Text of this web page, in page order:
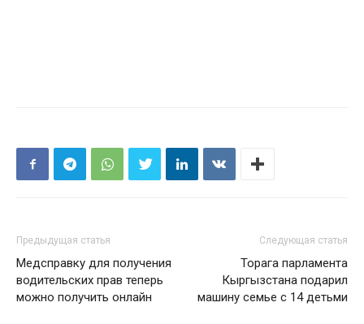
Предыдущая статья
Медсправку для получения
водительских прав теперь
можно получить онлайн
Следующая статья
Торага парламента
Кыргызстана подарил
машину семье с 14 детьми